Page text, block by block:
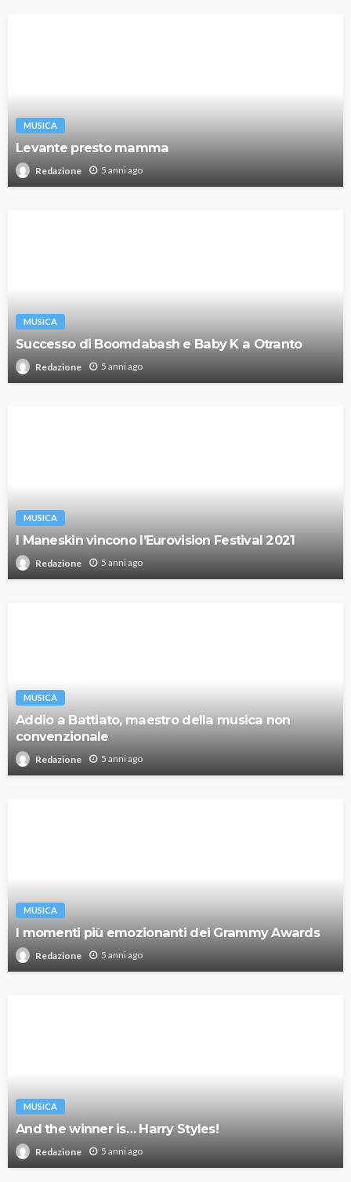
MUSICA
Levante presto mamma
Redazione 5 anni ago
MUSICA
Successo di Boomdabash e Baby K a Otranto
Redazione 5 anni ago
MUSICA
I Maneskin vincono l’Eurovision Festival 2021
Redazione 5 anni ago
MUSICA
Addio a Battiato, maestro della musica non
convenzionale
Redazione 5 anni ago
MUSICA
I momenti più emozionanti dei Grammy Awards
Redazione 5 anni ago
MUSICA
And the winner is… Harry Styles!
Redazione 5 anni ago